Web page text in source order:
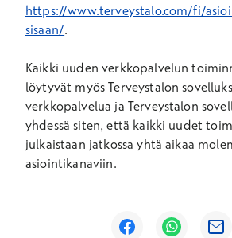
https://www.terveystalo.com/fi/
sisaan/.
Kaikki uuden verkkopalvelun
löytyvät myös Terveystalon
verkkopalvelua ja Terveystalon
yhdessä siten, että kaikki uudet
julkaistaan jatkossa yhtä aikaa
asiointikanaviin.
Avautuu uuteen
Avautuu